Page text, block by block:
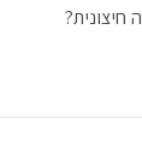
חיצונית?